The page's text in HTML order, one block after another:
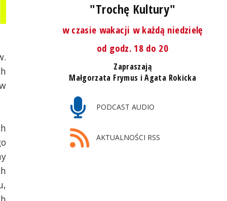
"Trochę Kultury"
w czasie wakacji w każdą niedzielę
od godz. 18 do 20
Zapraszają
Małgorzata Frymus i Agata Rokicka
PODCAST AUDIO
AKTUALNOŚCI RSS